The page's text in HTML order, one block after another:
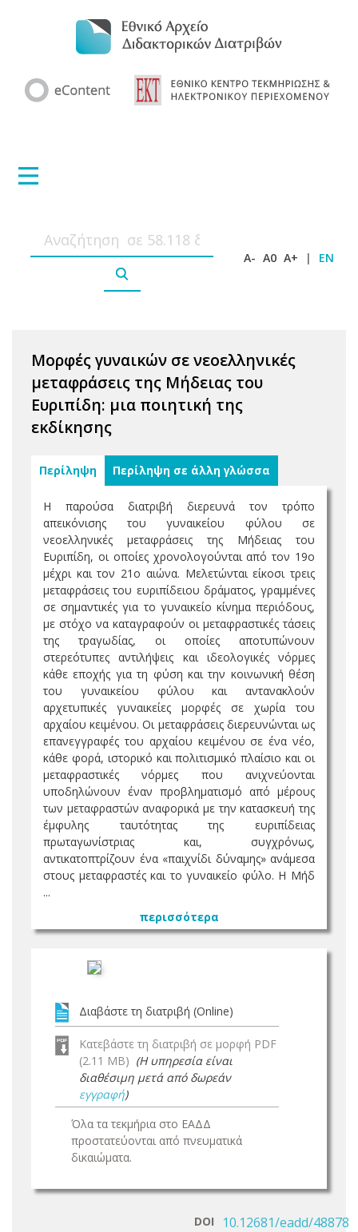
A- A0 A+ | EN
Μορφές γυναικών σε νεοελληνικές
μεταφράσεις της Μήδειας του
Ευριπίδη: μια ποιητική της
εκδίκησης
Περίληψη Περίληψη σε άλλη γλώσσα
Η παρούσα διατριβή διερευνά τον τρόπο
απεικόνισης του γυναικείου φύλου σε
νεοελληνικές μεταφράσεις της Μήδειας του
Ευριπίδη, οι οποίες χρονολογούνται από τον 19ο
μέχρι και τον 21ο αιώνα. Μελετώνται είκοσι τρεις
μεταφράσεις του ευριπίδειου δράματος, γραμμένες
σε σημαντικές για το γυναικείο κίνημα περιόδους,
με στόχο να καταγραφούν οι μεταφραστικές τάσεις
της τραγωδίας, οι οποίες αποτυπώνουν
στερεότυπες αντιλήψεις και ιδεολογικές νόρμες
κάθε εποχής για τη φύση και την κοινωνική θέση
του γυναικείου φύλου και αντανακλούν
αρχετυπικές γυναικείες μορφές σε χωρία του
αρχαίου κειμένου. Οι μεταφράσεις διερευνώνται ως
επανεγγραφές του αρχαίου κειμένου σε ένα νέο,
κάθε φορά, ιστορικό και πολιτισμικό πλαίσιο και οι
μεταφραστικές νόρμες που ανιχνεύονται
υποδηλώνουν έναν προβληματισμό από μέρους
των μεταφραστών αναφορικά με την κατασκευή της
έμφυλης ταυτότητας της ευριπίδειας
πρωταγωνίστριας και, συγχρόνως,
αντικατοπτρίζουν ένα «παιχνίδι δύναμης» ανάμεσα
στους μεταφραστές και το γυναικείο φύλο. Η Μήδ
...
περισσότερα
Διαβάστε τη διατριβή (Online)
Κατεβάστε τη διατριβή σε μορφή PDF
(2.11 MB) (Η υπηρεσία είναι
διαθέσιμη μετά από δωρεάν
εγγραφή)
Όλα τα τεκμήρια στο ΕΑΔΔ
προστατεύονται από πνευματικά
δικαιώματα.
DOI 10.12681/eadd/48878